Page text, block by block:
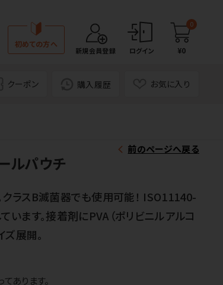
初めての方へ
新規会員登録 ログイン
0
¥0
クーポン 購入履歴 お気に入り
前のページへ戻る
ルパウチ
クラスB滅菌器でも使用可能！ ISO11140-
ます。接着剤にPVA（ポリビニルアルコ
展開。
あります。